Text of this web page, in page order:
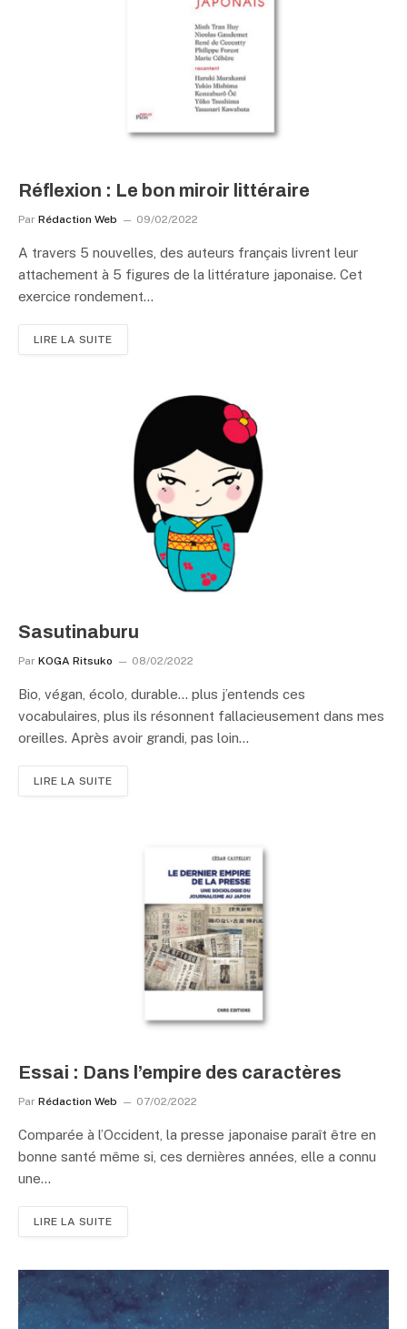
Réflexion : Le bon miroir littéraire
Par Rédaction Web 09/02/2022
A travers 5 nouvelles, des auteurs français livrent leur
attachement à 5 figures de la littérature japonaise. Cet
exercice rondement…
LIRE LA SUITE
Sasutinaburu
Par KOGA Ritsuko 08/02/2022
Bio, végan, écolo, durable… plus j’entends ces
vocabulaires, plus ils résonnent fallacieusement dans mes
oreilles. Après avoir grandi, pas loin…
LIRE LA SUITE
Essai : Dans l’empire des caractères
Par Rédaction Web 07/02/2022
Comparée à l’Occident, la presse japonaise paraît être en
bonne santé même si, ces dernières années, elle a connu
une…
LIRE LA SUITE